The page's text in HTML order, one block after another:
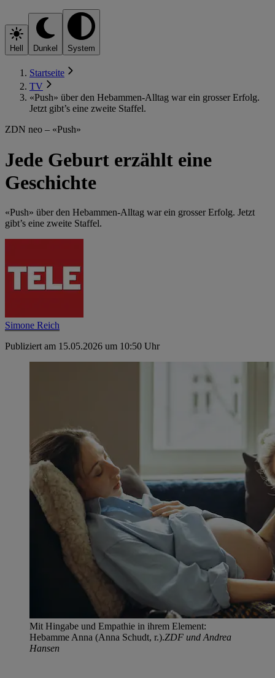
Hell Dunkel System
Startseite
TV
«Push» über den Hebammen-Alltag war ein grosser Erfolg.
Jetzt gibt’s eine zweite Staffel.
ZDN neo – «Push»
Jede Geburt erzählt eine
Geschichte
«Push» über den Hebammen-Alltag war ein grosser Erfolg. Jetzt
gibt’s eine zweite Staffel.
Simone Reich
Publiziert am 15.05.2026 um 10:50 Uhr
Mit Hingabe und Empathie in ihrem Element:
Hebamme Anna (Anna Schudt, r.).ZDF und Andrea
Hansen